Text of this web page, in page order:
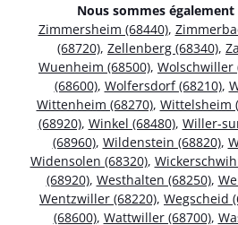
Nous sommes
Zimmersheim (68440),
(68720), Zellenberg (68340),
Wuenheim (68500), Wolschwiller
(68600), Wolfersdorf (68210),
Wittenheim (68270), Wittelsheim
(68920), Winkel (68480), Willer-
(68960), Wildenstein (68820),
Widensolen (68320),
(68920), Westhalten (68250),
Wentzwiller (68220), Wegscheid
(68600), Wattwiller (68700),